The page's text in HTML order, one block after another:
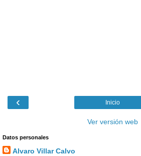
‹ Inicio
Ver versión web
Datos personales
Alvaro Villar Calvo